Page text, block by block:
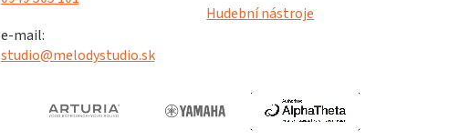
e-mail:
studio@melodystudio.sk
Hudební nástroje